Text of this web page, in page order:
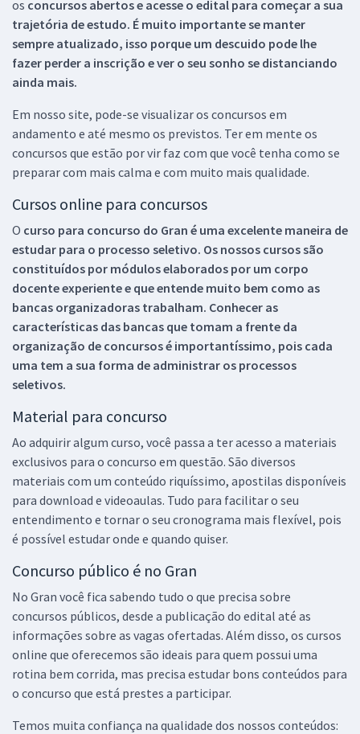
os concursos abertos e acesse o edital para começar a sua
trajetória de estudo. É muito importante se manter
sempre atualizado, isso porque um descuido pode lhe
fazer perder a inscrição e ver o seu sonho se distanciando
ainda mais.
Em nosso site, pode-se visualizar os concursos em
andamento e até mesmo os previstos. Ter em mente os
concursos que estão por vir faz com que você tenha como se
preparar com mais calma e com muito mais qualidade.
Cursos online para concursos
O curso para concurso do Gran é uma excelente maneira de
estudar para o processo seletivo. Os nossos cursos são
constituídos por módulos elaborados por um corpo
docente experiente e que entende muito bem como as
bancas organizadoras trabalham. Conhecer as
características das bancas que tomam a frente da
organização de concursos é importantíssimo, pois cada
uma tem a sua forma de administrar os processos
seletivos.
Material para concurso
Ao adquirir algum curso, você passa a ter acesso a materiais
exclusivos para o concurso em questão. São diversos
materiais com um conteúdo riquíssimo, apostilas disponíveis
para download e videoaulas. Tudo para facilitar o seu
entendimento e tornar o seu cronograma mais flexível, pois
é possível estudar onde e quando quiser.
Concurso público é no Gran
No Gran você fica sabendo tudo o que precisa sobre
concursos públicos, desde a publicação do edital até as
informações sobre as vagas ofertadas. Além disso, os cursos
online que oferecemos são ideais para quem possui uma
rotina bem corrida, mas precisa estudar bons conteúdos para
o concurso que está prestes a participar.
Temos muita confiança na qualidade dos nossos conteúdos: